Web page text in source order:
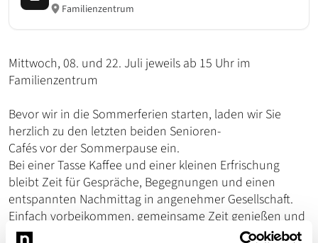
Familienzentrum
Mittwoch, 08. und 22. Juli jeweils ab 15 Uhr im
Familienzentrum
Bevor wir in die Sommerferien starten, laden wir Sie
herzlich zu den letzten beiden Senioren-
Cafés vor der Sommerpause ein.
Bei einer Tasse Kaffee und einer kleinen Erfrischung
bleibt Zeit für Gespräche, Begegnungen und einen
entspannten Nachmittag in angenehmer Gesellschaft.
Einfach vorbeikommen, gemeinsame Zeit genießen und
lass den Alltag für ein paar Stunden hinter sich lassen.